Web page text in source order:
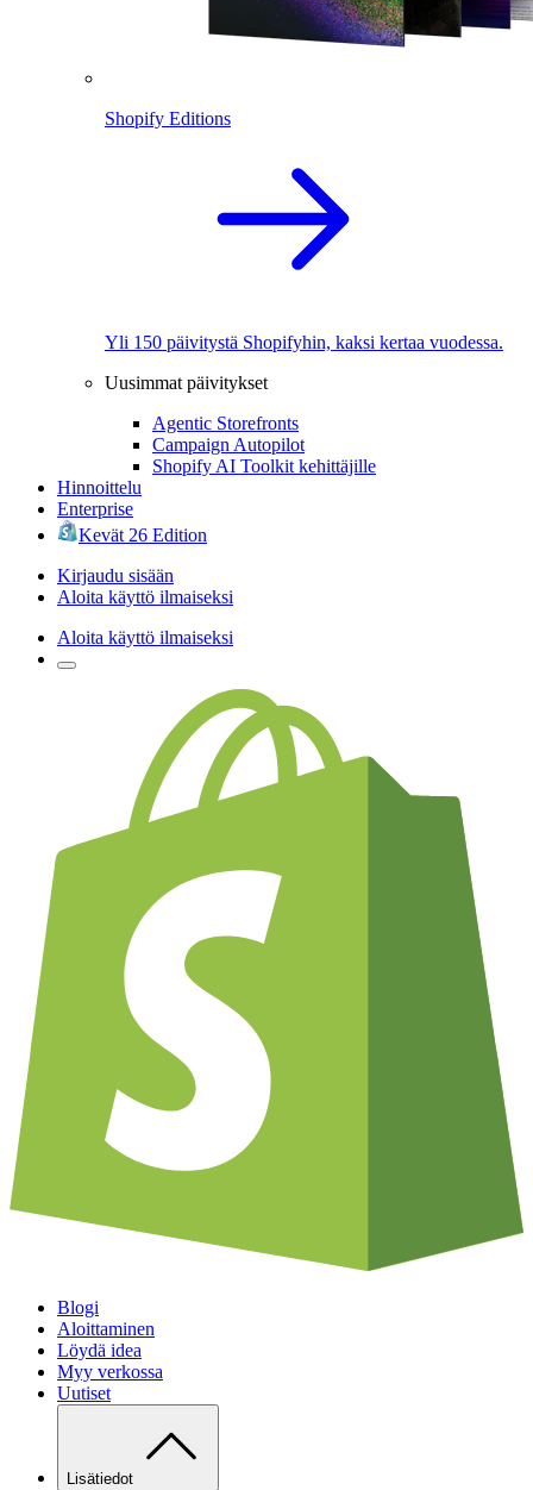
Shopify Editions
Yli 150 päivitystä Shopifyhin, kaksi kertaa vuodessa.
Uusimmat päivitykset
Agentic Storefronts
Campaign Autopilot
Shopify AI Toolkit kehittäjille
Hinnoittelu
Enterprise
Kevät 26 Edition
Kirjaudu sisään
Aloita käyttö ilmaiseksi
Aloita käyttö ilmaiseksi
Blogi
Aloittaminen
Löydä idea
Myy verkossa
Uutiset
Lisätiedot